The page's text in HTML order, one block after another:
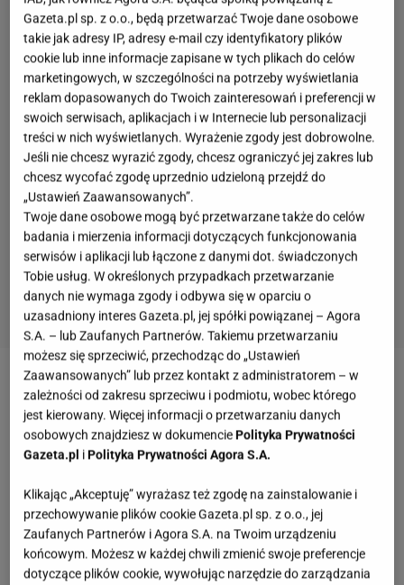
Zobacz wideoNie segregujesz śmieci? Zapłacisz
nawet 4 razy więcej
Segregacja odpadów 2025. Dlaczego tłuste
opakowania stanowią problem?
Tłuszcz i resztki jedzenia to jedni z największych
wrogów recyklingu. Papier nasiąknięty olejem lub
Gazeta.pl sp. z o.o., będą przetwarzać Twoje dane osobowe
takie jak adresy IP, adresy e-mail czy identyfikatory plików
cookie lub inne informacje zapisane w tych plikach do celów
marketingowych, w szczególności na potrzeby wyświetlania
reklam dopasowanych do Twoich zainteresowań i preferencji w
swoich serwisach, aplikacjach i w Internecie lub personalizacji
treści w nich wyświetlanych. Wyrażenie zgody jest dobrowolne.
Jeśli nie chcesz wyrazić zgody, chcesz ograniczyć jej zakres lub
chcesz wycofać zgodę uprzednio udzieloną przejdź do
„Ustawień Zaawansowanych”.
Twoje dane osobowe mogą być przetwarzane także do celów
badania i mierzenia informacji dotyczących funkcjonowania
serwisów i aplikacji lub łączone z danymi dot. świadczonych
Tobie usług. W określonych przypadkach przetwarzanie
danych nie wymaga zgody i odbywa się w oparciu o
uzasadniony interes Gazeta.pl, jej spółki powiązanej – Agora
S.A. – lub Zaufanych Partnerów. Takiemu przetwarzaniu
możesz się sprzeciwić, przechodząc do „Ustawień
Zaawansowanych” lub przez kontakt z administratorem – w
zależności od zakresu sprzeciwu i podmiotu, wobec którego
jest kierowany. Więcej informacji o przetwarzaniu danych
osobowych znajdziesz w dokumenciePolityka Prywatności
Gazeta.pl iPolityka Prywatności Agora S.A.
Klikając „Akceptuję” wyrażasz też zgodę na zainstalowanie i
przechowywanie plików cookie Gazeta.pl sp. z o.o., jej
Zaufanych Partnerów i Agora S.A. na Twoim urządzeniu
końcowym. Możesz w każdej chwili zmienić swoje preferencje
dotyczące plików cookie, wywołując narzędzie do zarządzania